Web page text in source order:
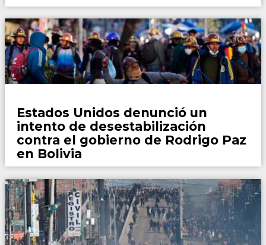
Estados Unidos denunció un
intento de desestabilización
contra el gobierno de Rodrigo Paz
en Bolivia